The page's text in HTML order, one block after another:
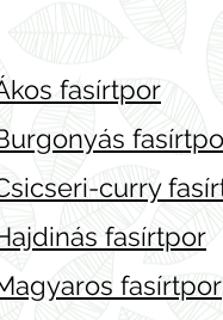
fasírtpor
curry
fasírtpor
fasírtpor